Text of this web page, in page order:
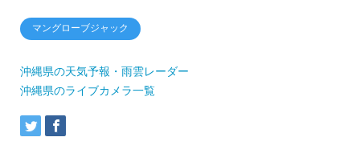
マングローブジャック
沖縄県の天気予報・雨雲レーダー
沖縄県のライブカメラ一覧